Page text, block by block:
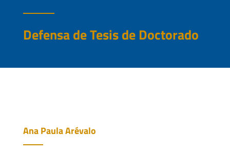
Defensa de Tesis de Doctorado
Ana Paula Arévalo